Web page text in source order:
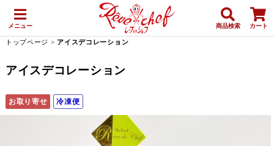
メニュー 商品検索 カート
トップページ > アイスデコレーション
アイスデコレーション
お取り寄せ 冷凍便